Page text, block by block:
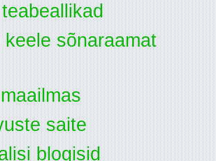
keele sõnaraamat
saite
blogisid